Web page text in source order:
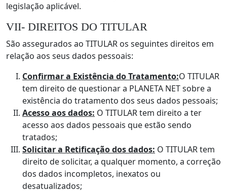
legislação aplicável.
VII- DIREITOS DO TITULAR
São assegurados ao TITULAR os seguintes direitos em
relação aos seus dados pessoais:
Confirmar a Existência do Tratamento:O TITULAR
tem direito de questionar a PLANETA NET sobre a
existência do tratamento dos seus dados pessoais;
Acesso aos dados: O TITULAR tem direito a ter
acesso aos dados pessoais que estão sendo
tratados;
Solicitar a Retificação dos dados: O TITULAR tem
direito de solicitar, a qualquer momento, a correção
dos dados incompletos, inexatos ou
desatualizados;